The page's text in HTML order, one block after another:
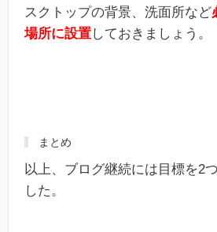
スクトップの背景、洗面所など
場所に設置しておきましょう。
まとめ
以上、ブログ継続には目標を2
した。